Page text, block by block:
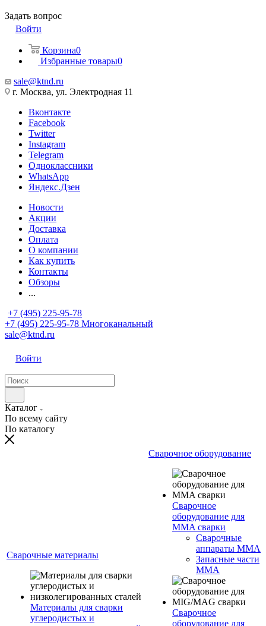
Задать вопрос
Войти
Корзина0
Избранные товары0
sale@ktnd.ru
г. Москва, ул. Электродная 11
Вконтакте
Facebook
Twitter
Instagram
Telegram
Одноклассники
WhatsApp
Яндекс.Дзен
Новости
Акции
Доставка
Оплата
О компании
Как купить
Контакты
Обзоры
...
+7 (495) 225-95-78
+7 (495) 225-95-78 Многоканальный
sale@ktnd.ru
Войти
Каталог
По всему сайту
По каталогу
Сварочные материалы
Материалы для сварки
углеродистых и
Сварочное оборудование
Сварочное
оборудование для
MMA сварки
Сварочные
аппараты MMA
Запасные части
MMA
Сварочное
оборудование для